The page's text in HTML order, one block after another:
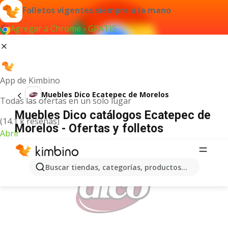
Folletos vigentes siempre a la mano
Agregar a Chrome - GRATIS
App de Kimbino
Todas las ofertas en un solo lugar
(14.1 k reseñas)
Abrir
Buscar tiendas, categorías, productos...
Muebles Dico Ecatepec de Morelos
Muebles Dico catálogos Ecatepec de
Morelos - Ofertas y folletos